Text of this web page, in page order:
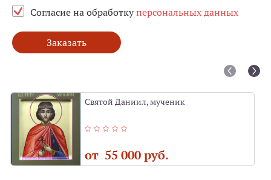
Согласие на обработкуперсональных данных
Заказать
Святой Даниил, мученик
от 55 000 руб.